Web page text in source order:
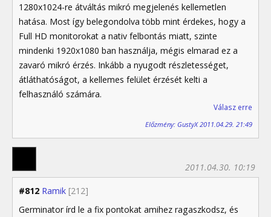
1280x1024-re átváltás mikró megjelenés kellemetlen
hatása. Most így belegondolva több mint érdekes, hogy a
Full HD monitorokat a nativ felbontás miatt, szinte
mindenki 1920x1080 ban használja, mégis elmarad ez a
zavaró mikró érzés. Inkább a nyugodt részletességet,
átláthatóságot, a kellemes felület érzését kelti a
felhasználó számára.
Válasz erre
Előzmény: GustyX 2011.04.29. 21:49
#812 Ramik [212]
2011.04.30. 10:19
Germinator írd le a fix pontokat amihez ragaszkodsz, és